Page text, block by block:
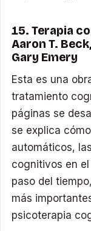
15. Terapia
Aaron T.
Gary Emery
Esta es una
tratamiento
páginas se
se explica
automáticos,
cognitivos en
paso del
más
psicoterapia